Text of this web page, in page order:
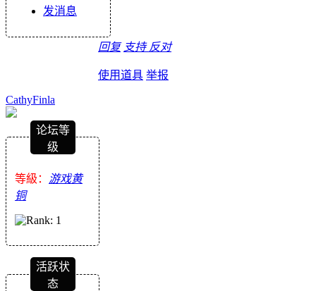
发消息
回复 支持 反对
使用道具 举报
CathyFinla
论坛等
级
等級： 游戏黄
铜
活跃状
态